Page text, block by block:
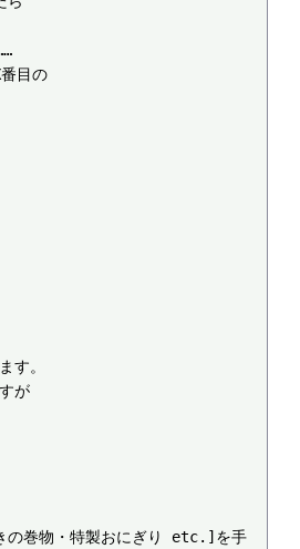
目の
す。
が
の巻物・特製おにぎり etc.]を手